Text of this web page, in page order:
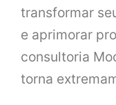
transformar
e aprimorar
consultoria
torna